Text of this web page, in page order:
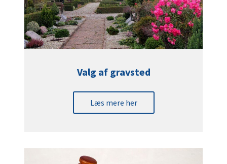
Valg af gravsted
Læs mere her